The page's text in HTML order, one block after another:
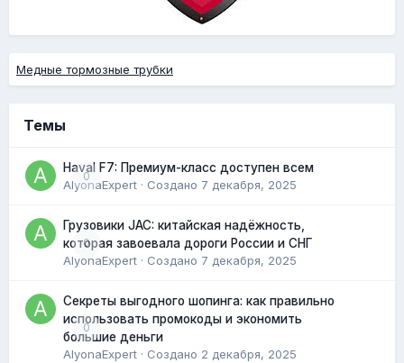
Медные тормозные трубки
Темы
0
Haval F7: Премиум-класс доступен всем
AlyonaExpert · Создано 7 декабря, 2025
0
Грузовики JAC: китайская надёжность,
которая завоевала дороги России и СНГ
AlyonaExpert · Создано 7 декабря, 2025
0
Секреты выгодного шопинга: как правильно
использовать промокоды и экономить
большие деньги
AlyonaExpert · Создано 2 декабря, 2025